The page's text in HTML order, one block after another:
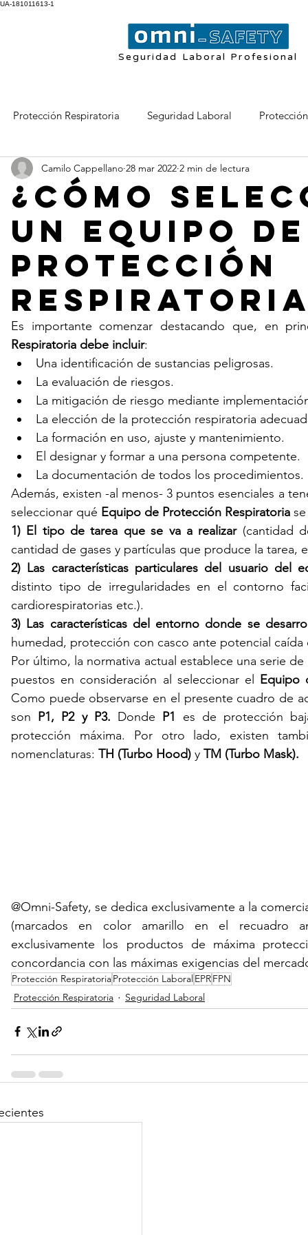
UA-181011613-1
Seguridad Laboral Profesional
Protección Respiratoria Seguridad Laboral
desechable Soldadura Protección de la Piel
¿Cómo
un Equipo de
Protección
Camilo Cappellano 28 mar 2022 2 min de lectura
Es importante comenzar destacando que, en
Respiratoria debe incluir:
Una identificación de sustancias peligrosas.
La evaluación de riesgos.
La mitigación de riesgo mediante
La elección de la protección respiratoria
La formación en uso, ajuste y mantenimiento.
El designar y formar a una persona competente.
La documentación de todos los procedimientos.
Además, existen -al menos- 3 puntos esenciales a
seleccionar qué Equipo de Protección Respiratoria
1) El tipo de tarea que se va a realizar (cantidad
cantidad de gases y partículas que produce la tarea,
2) Las características particulares del usuario del
distinto tipo de irregularidades en el contorno
cardiorespiratorias etc.).
3) Las características del entorno donde se
humedad, protección con casco ante potencial
Por último, la normativa actual establece una serie
puestos en consideración al seleccionar el Equipo
Como puede observarse en el presente cuadro de
son P1, P2 y P3. Donde P1
es de protección
protección máxima. Por otro lado, existen
nomenclaturas: TH (Turbo Hood) y TM (Turbo Mask).
@Omni-Safety, se dedica exclusivamente a la
(marcados en color amarillo en el recuadro
exclusivamente los productos de máxima
concordancia con las máximas exigencias del
Protección RespiratoriaProtección LaboralEPRFPN
Protección Respiratoria
Seguridad Laboral